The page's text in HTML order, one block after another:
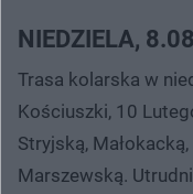
NIEDZIELA, 8.08
Trasa kolarska w
Kościuszki, 10
Stryjską,
Marszewską.